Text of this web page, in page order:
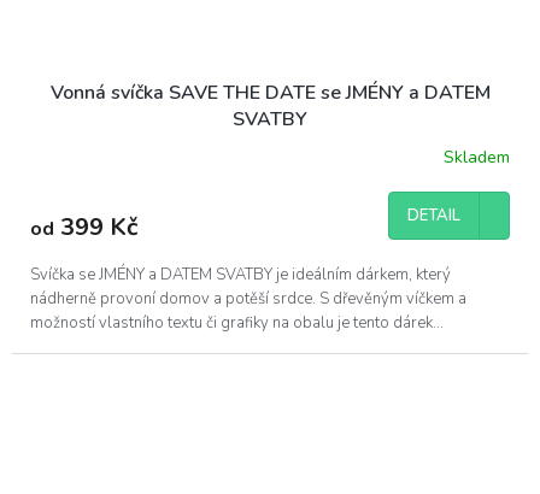
Vonná svíčka SAVE THE DATE se JMÉNY a DATEM
SVATBY
Skladem
od 399 Kč DETAIL
Svíčka se JMÉNY a DATEM SVATBY je ideálním dárkem, který
nádherně provoní domov a potěší srdce. S dřevěným víčkem a
možností vlastního textu či grafiky na obalu je tento dárek...